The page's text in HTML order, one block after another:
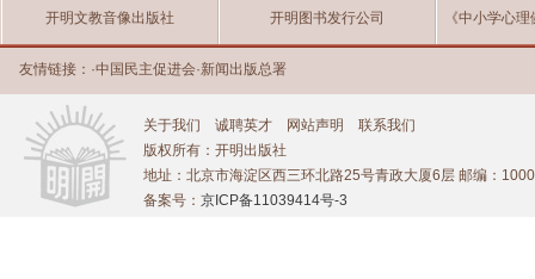
开明文教音像出版社 开明图书发行公司 《中小学心
友情链接： ·中国民主促进会·新闻出版总署
关于我们 诚聘英才 网站声明
联系我们
版权所有：开明出版社
地址：北京市海淀区西三环北路25号青政大厦6层 邮编：
备案号： 京ICP备11039414号-3